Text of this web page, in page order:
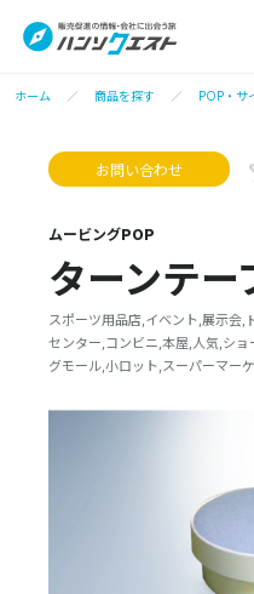
ホーム 商品を探す POP・サ
お問い合わせ
ムービングPOP
ターンテー
スポーツ用品店,イベント,展示会,
センター,コンビニ,本屋,人気,シ
グモール,小ロット,スーパーマー